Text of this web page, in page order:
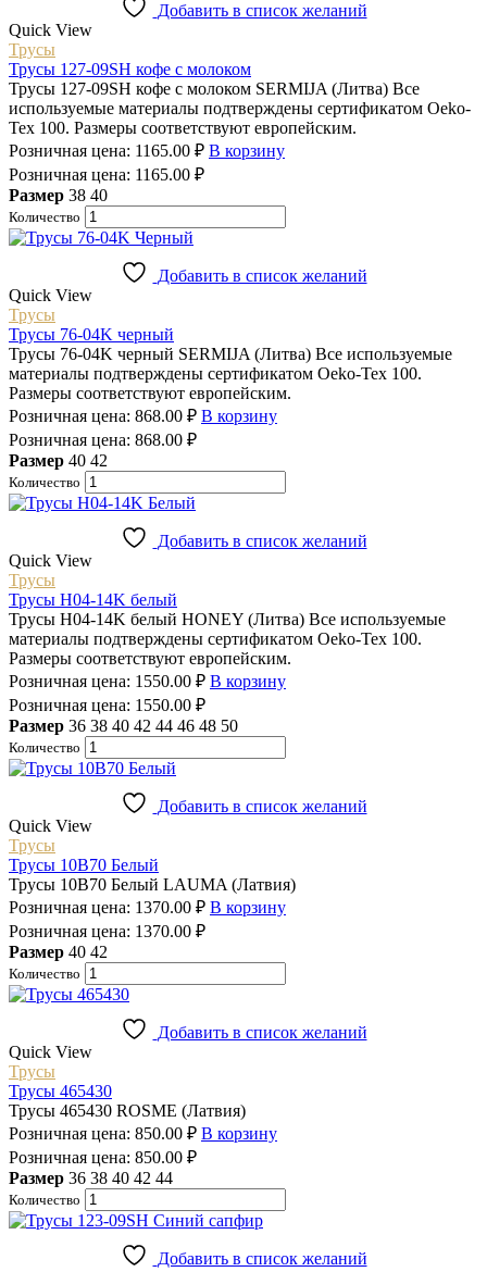
Добавить в список желаний
Quick View
Трусы
Трусы 127-09SH кофе с молоком
Трусы 127-09SH кофе с молоком SERMIJA (Литва) Все
используемые материалы подтверждены сертификатом Oeko-
Tex 100. Размеры соответствуют европейским.
Розничная цена: 1165.00 ₽ В корзину
Розничная цена: 1165.00 ₽
Размер 38 40
Количество
Добавить в список желаний
Quick View
Трусы
Трусы 76-04K черный
Трусы 76-04K черный SERMIJA (Литва) Все используемые
материалы подтверждены сертификатом Oeko-Tex 100.
Размеры соответствуют европейским.
Розничная цена: 868.00 ₽ В корзину
Розничная цена: 868.00 ₽
Размер 40 42
Количество
Добавить в список желаний
Quick View
Трусы
Трусы H04-14K белый
Трусы H04-14K белый HONEY (Литва) Все используемые
материалы подтверждены сертификатом Oeko-Tex 100.
Размеры соответствуют европейским.
Розничная цена: 1550.00 ₽ В корзину
Розничная цена: 1550.00 ₽
Размер 36 38 40 42 44 46 48 50
Количество
Добавить в список желаний
Quick View
Трусы
Трусы 10B70 Белый
Трусы 10B70 Белый LAUMA (Латвия)
Розничная цена: 1370.00 ₽ В корзину
Розничная цена: 1370.00 ₽
Размер 40 42
Количество
Добавить в список желаний
Quick View
Трусы
Трусы 465430
Трусы 465430 ROSME (Латвия)
Розничная цена: 850.00 ₽ В корзину
Розничная цена: 850.00 ₽
Размер 36 38 40 42 44
Количество
Добавить в список желаний